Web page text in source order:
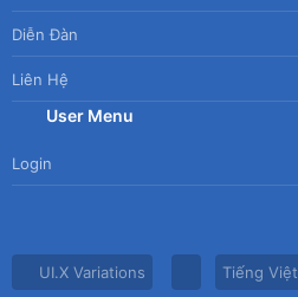
Diễn Đàn
Liên Hệ
User Menu
Login
UI.X Variations
Tiếng Việt